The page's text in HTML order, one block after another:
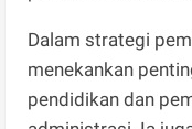
Dalam strategi
menekankan
pendidikan dan